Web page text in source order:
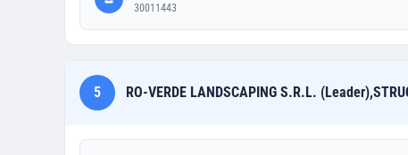
30011443
5 RO-VERDE LANDSCAPING S.R.L.